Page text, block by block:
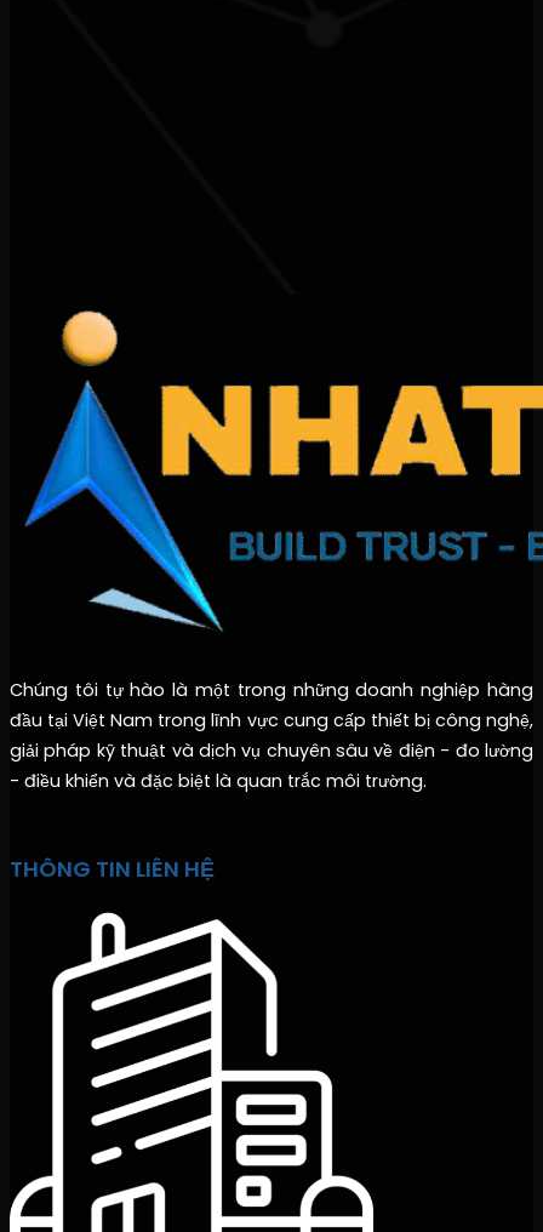
Chúng tôi tự hào là một trong những doanh nghiệp hàng
đầu tại Việt Nam trong lĩnh vực cung cấp thiết bị công nghệ,
giải pháp kỹ thuật và dịch vụ chuyên sâu về điện - đo lường
- điều khiển và đặc biệt là quan trắc môi trường.
THÔNG TIN LIÊN HỆ